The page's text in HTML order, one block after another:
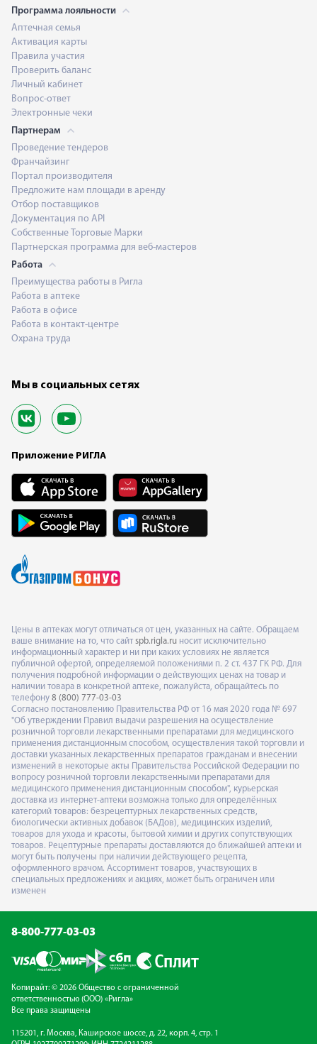
Программа лояльности
Аптечная семья
Активация карты
Правила участия
Проверить баланс
Личный кабинет
Вопрос-ответ
Электронные чеки
Партнерам
Проведение тендеров
Франчайзинг
Портал производителя
Предложите нам площади в аренду
Отбор поставщиков
Документация по API
Собственные Торговые Марки
Партнерская программа для веб-мастеров
Работа
Преимущества работы в Ригла
Работа в аптеке
Работа в офисе
Работа в контакт-центре
Охрана труда
Мы в социальных сетях
Приложение РИГЛА
Цены в аптеках могут отличаться от цен, указанных на сайте. Обращаем
ваше внимание на то, что сайт spb.rigla.ru носит исключительно
информационный характер и ни при каких условиях не является
публичной офертой, определяемой положениями п. 2 ст. 437 ГК РФ. Для
получения подробной информации о действующих ценах на товар и
наличии товара в конкретной аптеке, пожалуйста, обращайтесь по
телефону 8 (800) 777-03-03
Согласно постановлению Правительства РФ от 16 мая 2020 года № 697
"Об утверждении Правил выдачи разрешения на осуществление
розничной торговли лекарственными препаратами для медицинского
применения дистанционным способом, осуществления такой торговли и
доставки указанных лекарственных препаратов гражданам и внесении
изменений в некоторые акты Правительства Российской Федерации по
вопросу розничной торговли лекарственными препаратами для
медицинского применения дистанционным способом", курьерская
доставка из интернет-аптеки возможна только для определённых
категорий товаров: безрецептурных лекарственных средств,
биологически активных добавок (БАДов), медицинских изделий,
товаров для ухода и красоты, бытовой химии и других сопутствующих
товаров. Рецептурные препараты доставляются до ближайшей аптеки и
могут быть получены при наличии действующего рецепта,
оформленного врачом. Ассортимент товаров, участвующих в
специальных предложениях и акциях, может быть ограничен или
изменен
8-800-777-03-03
Копирайт: © 2026 Общество с ограниченной
ответственностью (ООО) «Ригла»
Все права защищены
115201, г. Москва, Каширское шоссе, д. 22, корп. 4, стр. 1